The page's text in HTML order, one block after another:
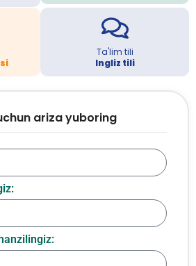
Ta'lim tili
Ingliz tili
ariza yuboring